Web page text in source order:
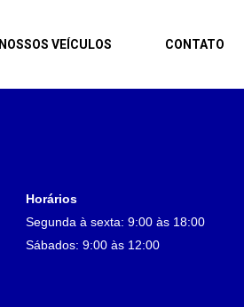
NOSSOS VEÍCULOS CONTATO
Horários
Segunda à sexta: 9:00 às 18:00
Sábados: 9:00 às 12:00